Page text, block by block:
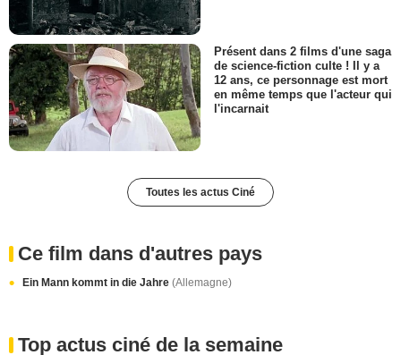
Présent dans 2 films d'une saga
de science-fiction culte ! Il y a
12 ans, ce personnage est mort
en même temps que l'acteur qui
l'incarnait
Toutes les actus Ciné
Ce film dans d'autres pays
Ein Mann kommt in die Jahre (Allemagne)
Top actus ciné de la semaine